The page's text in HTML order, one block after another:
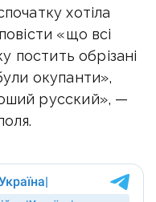
хотіла
«що всі
постить обрізані
окупанти»,
русский», —